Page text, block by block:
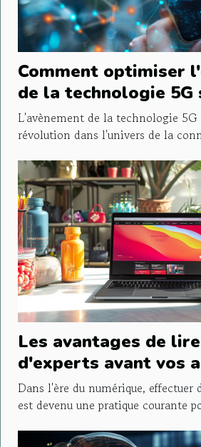
Comment optimiser
de la technologie 5G
appareils mobiles
L'avènement de la technologie 5G
révolution dans l'univers de la
Les avantages de
d'experts avant vos
ligne
Dans l'ère du numérique, effectuer
est devenu une pratique courante